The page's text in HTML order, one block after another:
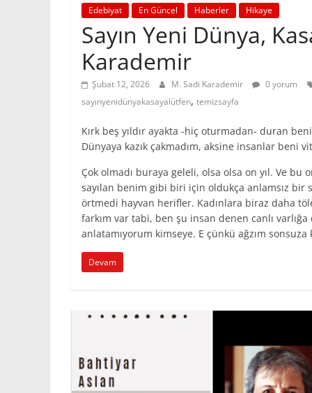
Edebiyat En Güncel Haberler Hikaye
Sayın Yeni Dünya,
Karademir
Şubat 12, 2026 M. Sadi Karademir 0 yorum
sayınyenidünyakasayalütfen, temizsayfa
Kırk beş yıldır ayakta -hiç oturmadan- duran
Dünyaya kazık çakmadım, aksine insanlar beni
Çok olmadı buraya geleli, olsa olsa on yıl. Ve
sayılan benim gibi biri için oldukça anlamsız
örtmedi hayvan herifler. Kadınlara biraz daha
farkım var tabi, ben şu insan denen canlı
anlatamıyorum kimseye. E çünkü ağzım sonsuza
Devam